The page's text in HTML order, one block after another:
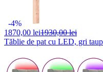
-4%
1870,00 lei1930,00 lei
Tăblie de pat cu LED, gri